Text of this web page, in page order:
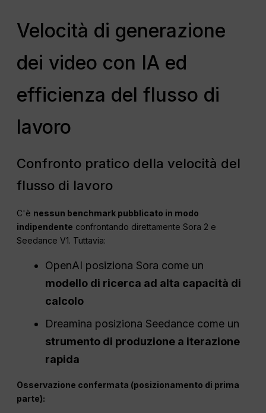
Velocità di generazione
dei video con IA ed
efficienza del flusso di
lavoro
Confronto pratico della velocità del
flusso di lavoro
C'è nessun benchmark pubblicato in modo
indipendente confrontando direttamente Sora 2 e
Seedance V1. Tuttavia:
OpenAI posiziona Sora come un
modello di ricerca ad alta capacità di
calcolo
Dreamina posiziona Seedance come un
strumento di produzione a iterazione
rapida
Osservazione confermata (posizionamento di prima
parte):